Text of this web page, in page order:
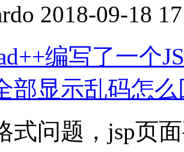
2018-09-18
编写了一个
部显示乱码怎
式问题，jsp页